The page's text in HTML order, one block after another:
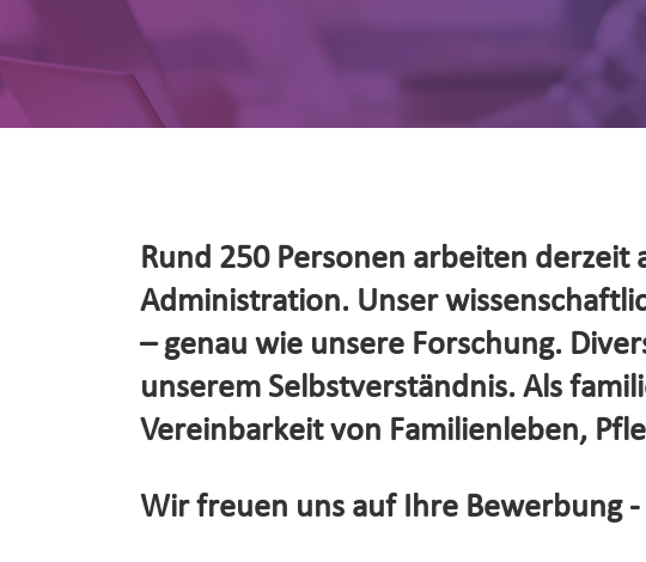
Rund 250 Personen arbeiten
Administration. Unser
– genau wie unsere Forschung.
unserem Selbstverständnis. Als
Vereinbarkeit von Familienleben,
Wir freuen uns auf Ihre Bewerbung